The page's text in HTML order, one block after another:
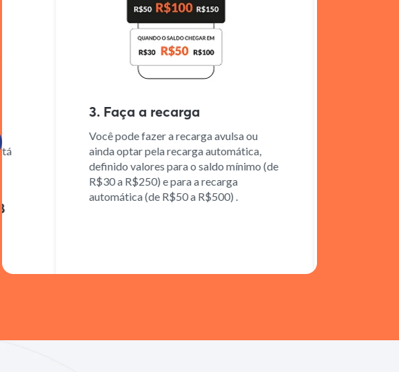
3. Faça a recarga
Você pode fazer a recarga avulsa ou
ainda optar pela recarga automática,
definido valores para o saldo mínimo (de
R$30 a R$250) e para a recarga
automática (de R$50 a R$500) .